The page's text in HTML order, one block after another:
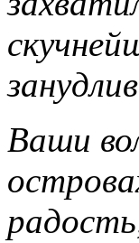
Ваши